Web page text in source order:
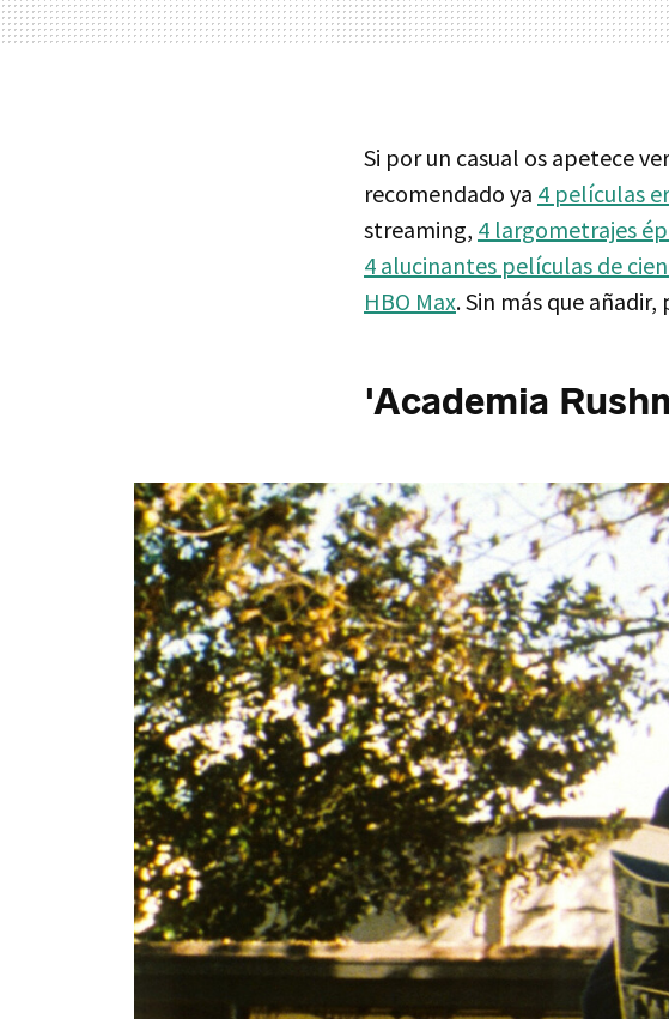
Si por un casual os apetece
recomendado ya 4 películas
streaming, 4 largometrajes
4 alucinantes películas de
HBO Max. Sin más que
'Academia